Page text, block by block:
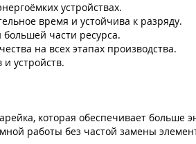
устройствах.
время и устойчива к разряду.
части ресурса.
на всех этапах производства.
устройств.
которая обеспечивает
работы без частой замены